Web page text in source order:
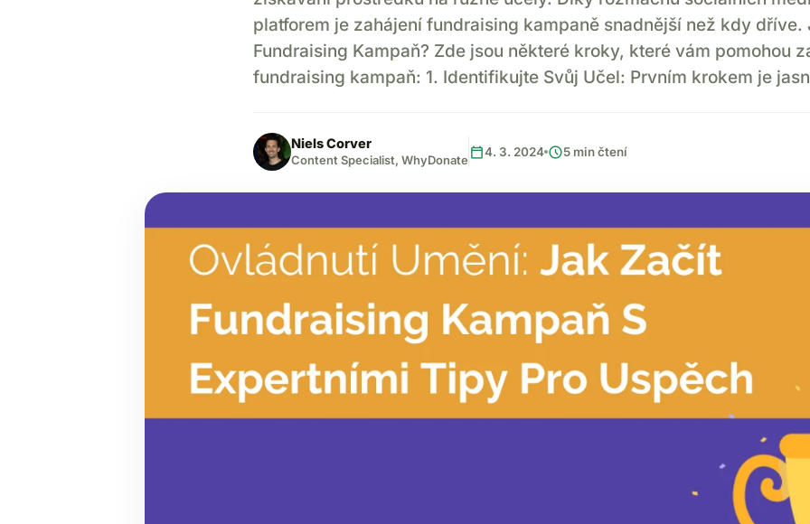
platforem je zahájení fundraising kampaně snadnější než kdy dříve.
Fundraising Kampaň? Zde jsou některé kroky, které vám pomohou
fundraising kampaň: 1. Identifikujte Svůj Učel: Prvním krokem je
Niels Corver
Content Specialist, WhyDonate calendar_today4. 3. 2024 schedule5 min čtení